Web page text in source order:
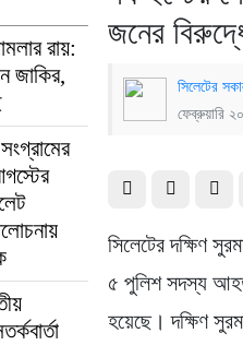
রায়:
জাকির,
জনের
সিলেটের
ফেব্রুয়ারি
সিলেটের দক্ষিণ
৫ পুলিশ সদস্য আহত
হয়েছে। দক্ষিণ